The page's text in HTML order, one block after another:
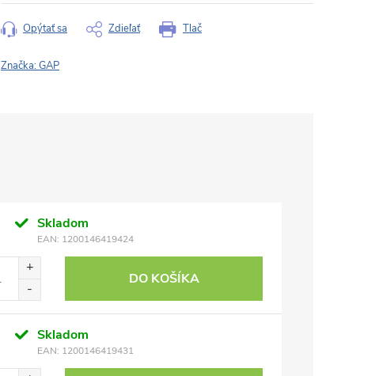
Tlač
Opýtať sa Zdieľať
Značka:GAP
Skladom
EAN: 1200146419424
DO KOŠÍKA
Skladom
EAN: 1200146419431